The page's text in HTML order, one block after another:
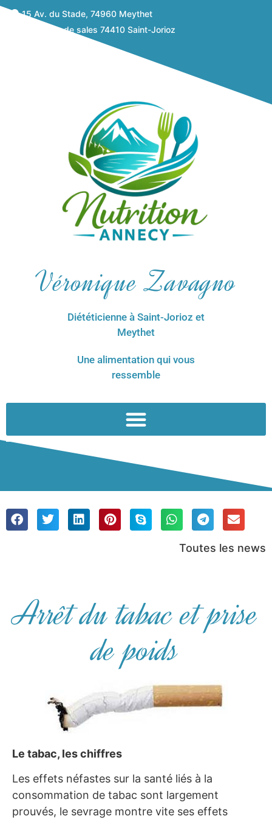
15 Av. du Stade, 74960 Meythet
638 route de sales 74410 Saint-Jorioz
Véronique Zavagno
Diététicienne à Saint-Jorioz et
Meythet
Une alimentation qui vous
ressemble
Toutes les news
Arrêt du tabac et prise
de poids
Le tabac, les chiffres
Les effets néfastes sur la santé liés à la
consommation de tabac sont largement
prouvés, le sevrage montre vite ses effets